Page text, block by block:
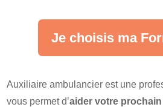
Je choisis ma
Auxiliaire ambulancier est une
vous permet d’aider votre